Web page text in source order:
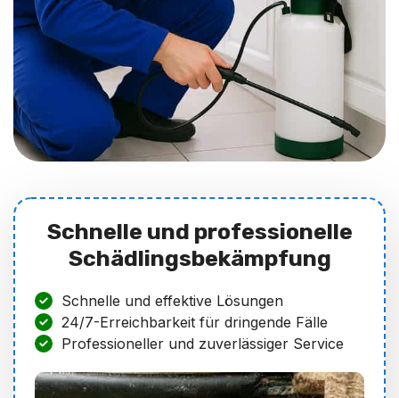
Schnelle und professionelle
Schädlingsbekämpfung
Schnelle und effektive Lösungen
24/7-Erreichbarkeit für dringende Fälle
Professioneller und zuverlässiger Service